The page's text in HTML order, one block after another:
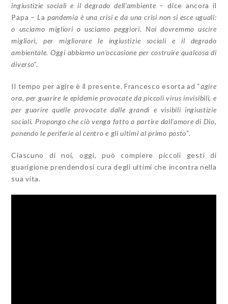
ingiustizie sociali e il degrado dell’ambiente – dice ancora il
Papa – L a pandemia è una crisi e da una crisi non si esce uguali:
o usciamo migliori o usciamo peggiori. Noi dovremmo uscire
migliori, per migliorare le ingiustizie sociali e il degrado
ambientale. Oggi abbiamo un’occasione per costruire qualcosa di
diverso”.
Il tempo per agire è il presente. Francesco esorta ad “agire
ora, per guarire le epidemie provocate da piccoli virus invisibili, e
per guarire quelle provocate dalle grandi e visibili ingiustizie
sociali. Propongo che ciò venga fatto a partire dall’amore di Dio,
ponendo le periferie al centro e gli ultimi al primo posto“.
Ciascuno di noi, oggi, può compiere piccoli gesti di
guarigione prendendosi cura degli ultimi che incontra nella
sua vita.